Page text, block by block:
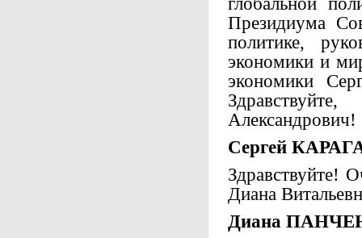
Президиума
политике,
экономики и
экономики
Александрович!
Сергей
Здравствуйте!
Диана
Диана